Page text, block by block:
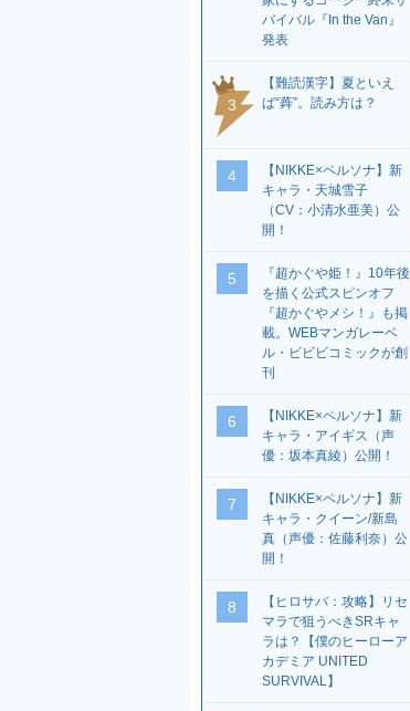
バイバル『In the Van』
発表
3
【難読漢字】夏といえ
ば“蕣”。読み方は？
4
【NIKKE×ペルソナ】新
キャラ・天城雪子
（CV：小清水亜美）公
開！
5
『超かぐや姫！』10年後
を描く公式スピンオフ
『超かぐやメシ！』も掲
載。WEBマンガレーベ
ル・ビビビコミックが創
刊
6
【NIKKE×ペルソナ】新
キャラ・アイギス（声
優：坂本真綾）公開！
7
【NIKKE×ペルソナ】新
キャラ・クイーン/新島
真（声優：佐藤利奈）公
開！
8
【ヒロサバ：攻略】リセ
マラで狙うべきSRキャ
ラは？【僕のヒーローア
カデミア UNITED
SURVIVAL】